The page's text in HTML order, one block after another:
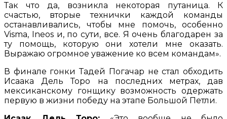
Так что да, возникла некоторая путаница. К
счастью, вторые технички каждой команды
останавливались, чтобы мне помочь, особенно
Visma, Ineos и, по сути, все. Я очень благодарен за
ту помощь, которую они хотели мне оказать.
Выражаю огромное уважение ко всем командам».
В финале гонки Тадей Погачар не стал обходить
Исаака Дель Торо на последних метрах, дав
мексиканскому гонщику возможность одержать
первую в жизни победу на этапе Большой Петли.